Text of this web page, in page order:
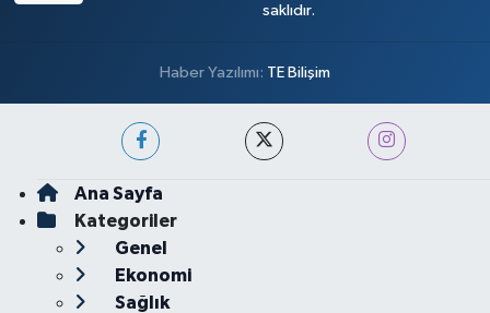
saklıdır.
Haber Yazılımı: TE Bilişim
Ana Sayfa
Kategoriler
Genel
Ekonomi
Sağlık